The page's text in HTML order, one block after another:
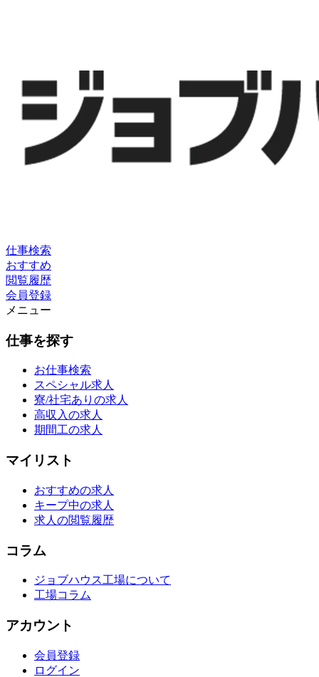
仕事検索
おすすめ
閲覧履歴
会員登録
メニュー
仕事を探す
お仕事検索
スペシャル求人
寮/社宅ありの求人
高収入の求人
期間工の求人
マイリスト
おすすめの求人
キープ中の求人
求人の閲覧履歴
コラム
ジョブハウス工場について
工場コラム
アカウント
会員登録
ログイン